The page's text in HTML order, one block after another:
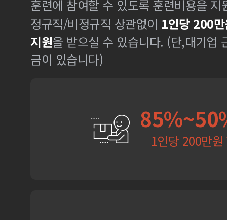
훈련에 참여할 수 있도록 훈련비용을 지
정규직/비정규직 상관없이 1인당 200
지원을 받으실 수 있습니다. (단,대기업
금이 있습니다)
1인당 200만원